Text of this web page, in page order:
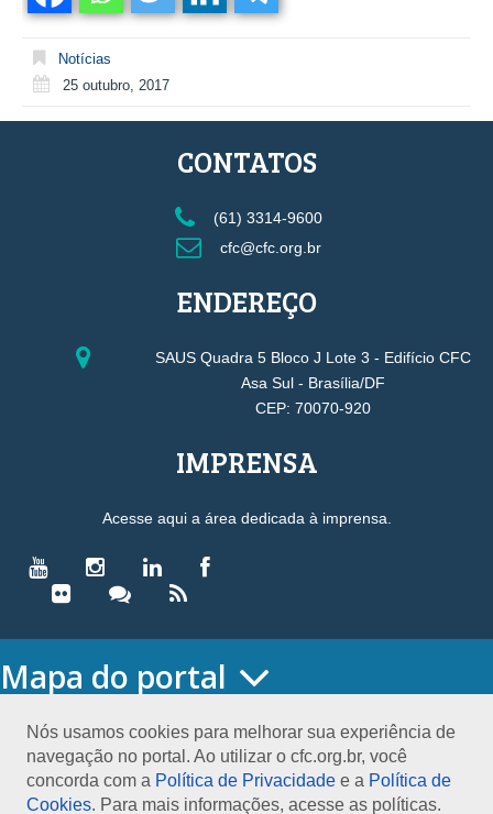
Notícias
25 outubro, 2017
Nós usamos cookies para melhorar sua experiência de
navegação no portal. Ao utilizar o cfc.org.br, você
concorda com a Política de Privacidade e a Política de
Cookies. Para mais informações, acesse as políticas.
CONTATOS
(61) 3314-9600
cfc@cfc.org.br
ENDEREÇO
SAUS Quadra 5 Bloco J Lote 3 - Edifício CFC
Asa Sul - Brasília/DF
CEP: 70070-920
IMPRENSA
Acesse aqui a área dedicada à imprensa.
Mapa do portal
O CONSELHO
Conselho Diretor
Nossa Sede
Planejamento